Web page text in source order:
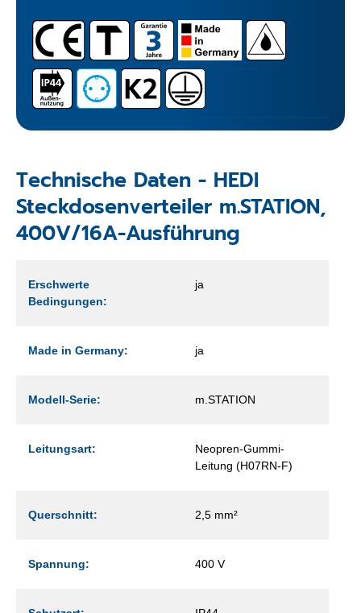
Technische Daten - HEDI
Steckdosenverteiler m.STATION,
400V/16A-Ausführung
Erschwerte
Bedingungen:
ja
Made in Germany: ja
Modell-Serie: m.STATION
Leitungsart:
Neopren-Gummi-
Leitung (H07RN-F)
Querschnitt: 2,5 mm²
Spannung: 400 V